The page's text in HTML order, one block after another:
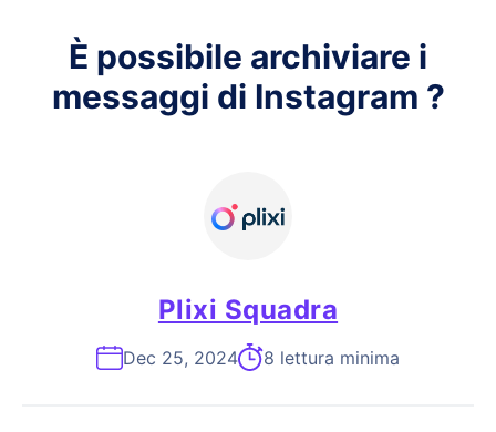
È possibile archiviare i
messaggi di Instagram ?
Plixi Squadra
Dec 25, 2024 8 lettura minima